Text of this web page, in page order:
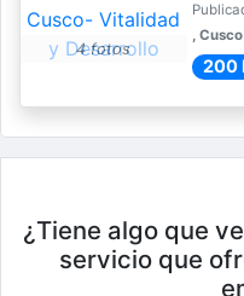
4 fotos
, Cusco
200
¿Tiene algo que
servicio que